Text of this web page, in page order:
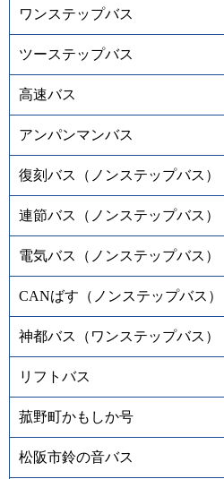
ワンステップバス
ツーステップバス
高速バス
アンパンマンバス
復刻バス（ノンステップバス）
連節バス（ノンステップバス）
電気バス（ノンステップバス）
CANばす（ノンステップバス）
神都バス（ワンステップバス）
リフトバス
菰野町かもしか号
松阪市鈴の音バス